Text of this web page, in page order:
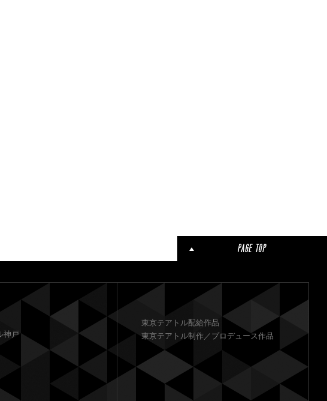
神戸
東京テアトル配給作品
東京テアトル制作／プロデュース作品